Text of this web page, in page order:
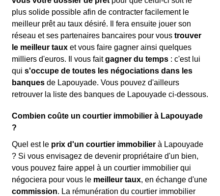
plus solide possible afin de contracter facilement le
meilleur prêt au taux désiré. Il fera ensuite jouer son
réseau et ses partenaires bancaires pour vous trouver
le meilleur taux et vous faire gagner ainsi quelques
milliers d'euros. Il vous faitgagner du temps : c'est lui
qui s'occupe de toutes les négociations dans les
banques de Lapouyade. Vous pouvez d'ailleurs
retrouver la liste des banques de Lapouyade ci-dessous.
Combien coûte un courtier immobilier à Lapouyade
?
Quel est le prix d'un courtier immobilier à Lapouyade
? Si vous envisagez de devenir propriétaire d'un bien,
vous pouvez faire appel à un courtier immobilier qui
négociera pour vous le meilleur taux, en échange d'une
commission. La rémunération du courtier immobilier